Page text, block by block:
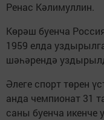
Ренас Кәлимуллин.
Көрәш буенча
1959 елда
шәһәрендә
Әлеге спорт төрен
анда чемпионат 31
саны буенча